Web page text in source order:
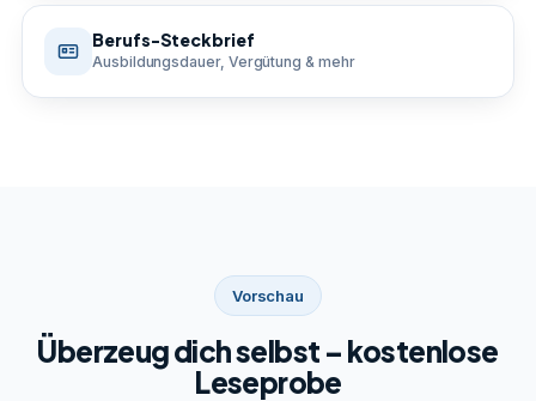
Berufs-Steckbrief
Ausbildungsdauer, Vergütung & mehr
Vorschau
Überzeug dich selbst – kostenlose
Leseprobe